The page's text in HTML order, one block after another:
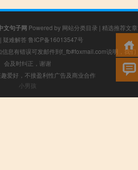
文句子网 Powered by 网站分类目录 | 精选推荐文章
| 疑难解答 鲁ICP备16013547号
息有错误可发邮件到f_fb#foxmail.com说明，我们
会及时纠正，谢谢
爱好，不接盈利性广告及商业合作
小男孩